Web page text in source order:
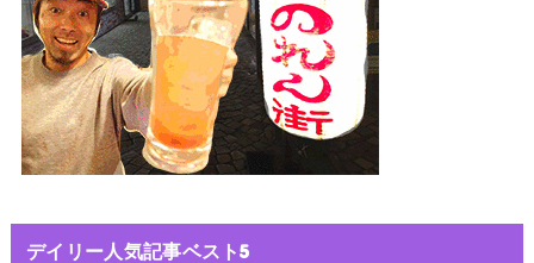
デイリー人気記事ベスト5